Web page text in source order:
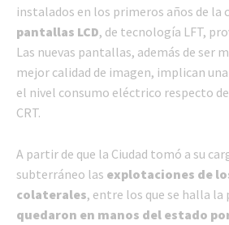
instalados en los primeros años de la
pantallas LCD, de tecnología LFT,
Las nuevas pantallas, además de ser
mejor calidad de imagen, implican
el nivel consumo eléctrico respecto
CRT.
A partir de que la Ciudad tomó a su
subterráneo las explotaciones de
colaterales, entre los que se halla la
quedaron en manos del estado